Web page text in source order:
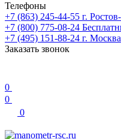
Телефоны
+7 (863) 245-44-55 г.
+7 (800) 775-08-24
+7 (495) 151-88-24 г. Москва
Заказать звонок
0
0
0